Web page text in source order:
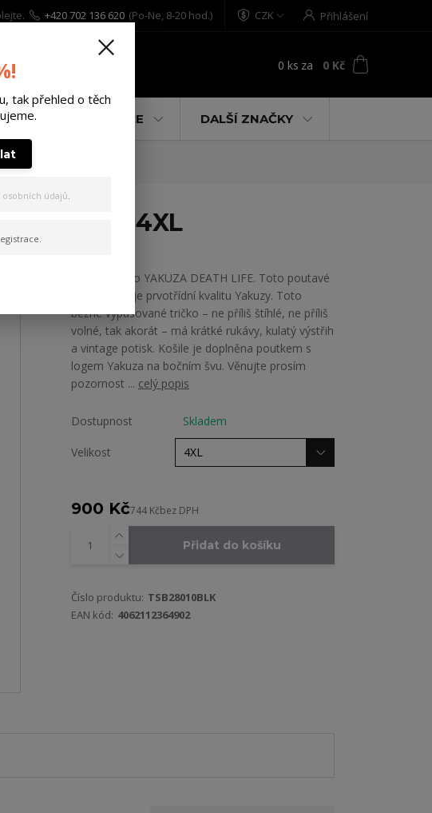
CZK Přihlášení
+420 702 136 620 (Po-Ne, 8-20 hod.)
0 ks za 0 Kč
% AKCE DALŠÍ ZNAČKY
black 4XL
Pánské tričko YAKUZA DEATH LIFE. Toto poutavé
tričko ukazuje prvotřídní kvalitu Yakuzy. Toto
běžné vypasované tričko – ne příliš štíhlé, ne příliš
volné, tak akorát – má krátké rukávy, kulatý výstřih
a vintage potisk. Košile je doplněna poutkem s
logem Yakuza na bočním švu. Věnujte prosím
pozornost ... celý popis
Dostupnost Skladem
Velikost
900 Kč744 Kčbez DPH
Přidat do košíku
Číslo produktu: TSB28010BLK
EAN kód: 4062112364902
tak přehled o těch
údajů.